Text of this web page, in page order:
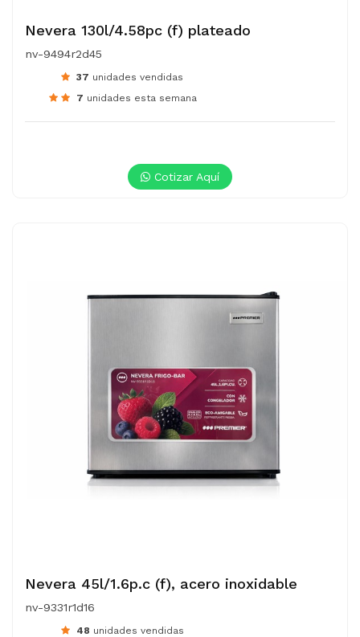
Nevera 130l/4.58pc (f) plateado
nv-9494r2d45
37 unidades vendidas
7 unidades esta semana
Cotizar Aquí
Nevera 45l/1.6p.c (f), acero inoxidable
nv-9331r1d16
48 unidades vendidas